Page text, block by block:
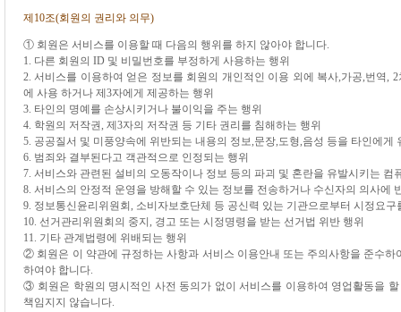
제10조(회원의 권리와 의무)
① 회원은 서비스를 이용할 때 다음의 행위를 하지 않아야 합니다.
1. 다른 회원의 ID 및 비밀번호를 부정하게 사용하는 행위
2. 서비스를 이용하여 얻은 정보를 회원의 개인적인 이용 외에 복사,가공,번역,
에 사용 하거나 제3자에게 제공하는 행위
3. 타인의 명예를 손상시키거나 불이익을 주는 행위
4. 학원의 저작권, 제3자의 저작권 등 기타 권리를 침해하는 행위
5. 공공질서 및 미풍양속에 위반되는 내용의 정보,문장,도형,음성 등을 타인에게
6. 범죄와 결부된다고 객관적으로 인정되는 행위
7. 서비스와 관련된 설비의 오동작이나 정보 등의 파괴 및 혼란을 유발시키는
8. 서비스의 안정적 운영을 방해할 수 있는 정보를 전송하거나 수신자의 의사에
9. 정보통신윤리위원회, 소비자보호단체 등 공신력 있는 기관으로부터 시정요구
10. 선거관리위원회의 중지, 경고 또는 시정명령을 받는 선거법 위반 행위
11. 기타 관계법령에 위배되는 행위
② 회원은 이 약관에 규정하는 사항과 서비스 이용안내 또는 주의사항을 준수
하여야 합니다.
③ 회원은 학원의 명시적인 사전 동의가 없이 서비스를 이용하여 영업활동을
책임지지 않습니다.